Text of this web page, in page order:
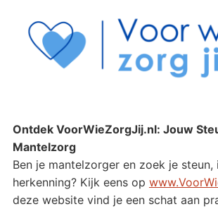
Ontdek VoorWieZorgJij.nl: Jouw
Mantelzorg
Ben je mantelzorger en zoek je
herkenning? Kijk eens op
deze website vind je een schat aan